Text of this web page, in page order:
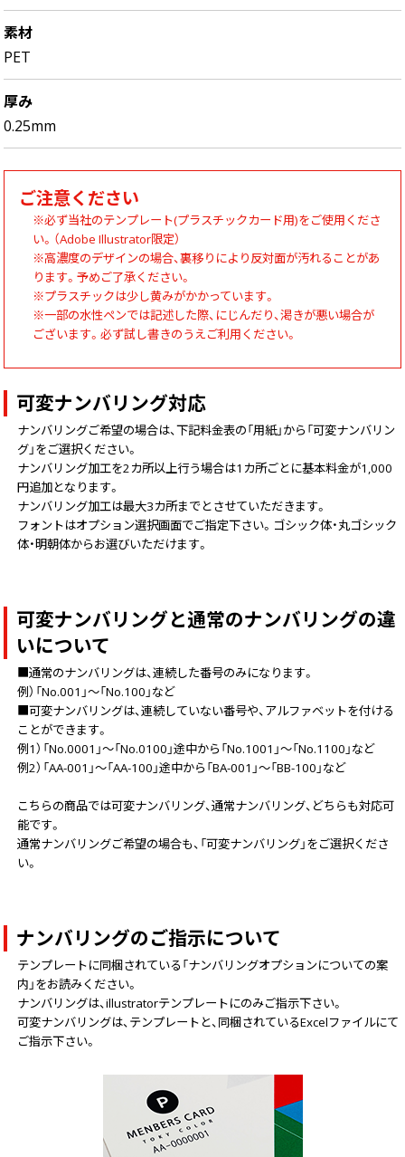
素材
PET
厚み
0.25mm
ご注意ください
※必ず当社のテンプレート(プラスチックカード用)をご使用くださ
い。（Adobe Illustrator限定）
※高濃度のデザインの場合、裏移りにより反対面が汚れることがあ
ります。予めご了承ください。
※プラスチックは少し黄みがかかっています。
※一部の水性ペンでは記述した際、にじんだり、渇きが悪い場合が
ございます。必ず試し書きのうえご利用ください。
可変ナンバリング対応
ナンバリングご希望の場合は、下記料金表の「用紙」から「可変ナンバリン
グ」をご選択ください。
ナンバリング加工を2カ所以上行う場合は1カ所ごとに基本料金が1,000
円追加となります。
ナンバリング加工は最大3カ所までとさせていただきます。
フォントはオプション選択画面でご指定下さい。ゴシック体・丸ゴシック
体・明朝体からお選びいただけます。
可変ナンバリングと通常のナンバリングの違
いについて
■通常のナンバリングは、連続した番号のみになります。
例）「No.001」～「No.100」など
■可変ナンバリングは、連続していない番号や、アルファベットを付ける
ことができます。
例1）「No.0001」～「No.0100」途中から「No.1001」～「No.1100」など
例2）「AA-001」～「AA-100」途中から「BA-001」～「BB-100」など
こちらの商品では可変ナンバリング、通常ナンバリング、どちらも対応可
能です。
通常ナンバリングご希望の場合も、「可変ナンバリング」をご選択くださ
い。
ナンバリングのご指示について
テンプレートに同梱されている「ナンバリングオプションについての案
内」をお読みください。
ナンバリングは、illustratorテンプレートにのみご指示下さい。
可変ナンバリングは、テンプレートと、同梱されているExcelファイルにて
ご指示下さい。